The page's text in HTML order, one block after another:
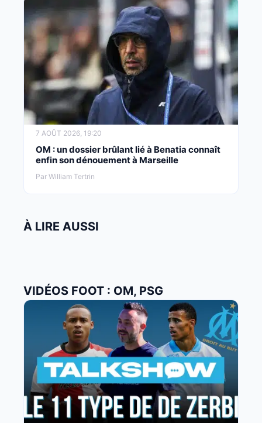
7 AOÛT 2026, 19:20
OM : un dossier brûlant lié à Benatia connaît
enfin son dénouement à Marseille
Par William Tertrin
À LIRE AUSSI
VIDÉOS FOOT : OM, PSG